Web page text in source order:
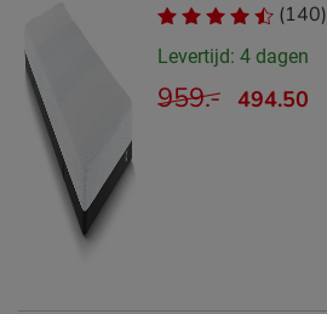
(140)
Levertijd: 4 dagen
959.- 494.50